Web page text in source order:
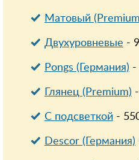
Матовый
Двухуровневые -
Pongs (Германия) -
Глянец (Premium) -
С подсветкой-
Descor (Германия)